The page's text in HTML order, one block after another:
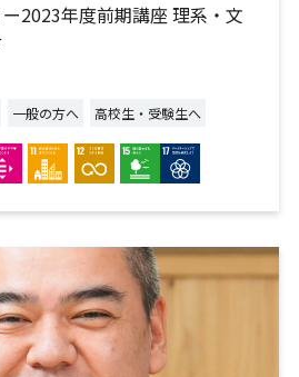
ー2023年度前期講座 理系・文
一般の方へ 高校生・受験生へ